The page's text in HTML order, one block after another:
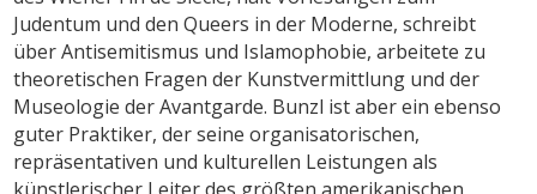
Judentum und den Queers in der Moderne, schreibt
über Antisemitismus und Islamophobie, arbeitete zu
theoretischen Fragen der Kunstvermittlung und der
Museologie der Avantgarde. Bunzl ist aber ein ebenso
guter Praktiker, der seine organisatorischen,
repräsentativen und kulturellen Leistungen als